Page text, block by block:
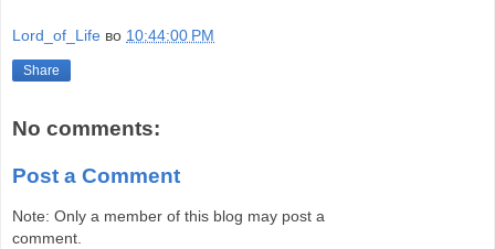
Lord_of_Life во 10:44:00 PM
Share
No comments:
Post a Comment
Note: Only a member of this blog may post a
comment.